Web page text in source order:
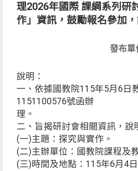
理2026年國際 課綱系列研
作」資訊，鼓勵報名參加，
發布單
說明：
一、依據國教院115年5月6日
1151100576號函辦
理。
二、旨揭研討會相關資訊，說
(一)主題：探究與實作。
(二)主辦單位：國教院課程及
(三)時間及地點：115年6月4